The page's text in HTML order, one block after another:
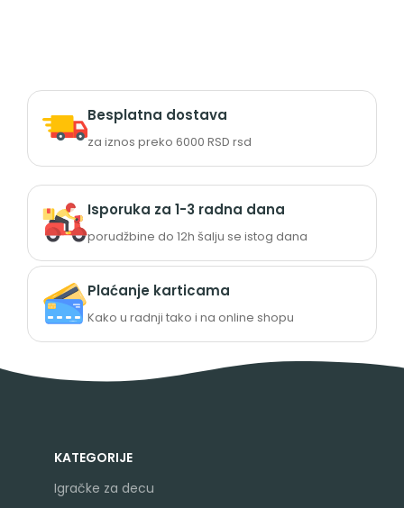
Besplatna dostava
za iznos preko 6000 RSD rsd
Isporuka za 1-3 radna dana
porudžbine do 12h šalju se istog dana
Plaćanje karticama
Kako u radnji tako i na online shopu
KATEGORIJE
Igračke za decu